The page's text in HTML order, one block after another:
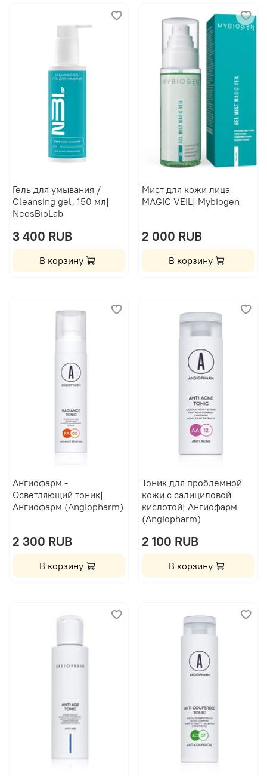
Гель для умывания /
Cleansing gel, 150 мл|
NeosBioLab
3 400 RUB
В корзину
Мист для кожи лица
MAGIC VEIL| Mybiogen
2 000 RUB
В корзину
Ангиофарм -
Осветляющий тоник|
Ангиофарм (Angiopharm)
2 300 RUB
В корзину
Тоник для проблемной
кожи с салициловой
кислотой| Ангиофарм
(Angiopharm)
2 100 RUB
В корзину